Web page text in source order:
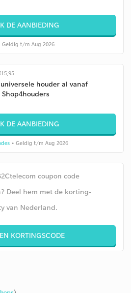
DE AANBIEDING
Geldig t/m Aug 2026
houder al vanaf
DE AANBIEDING
• Geldig t/m Aug 2026
coupon code
Deel hem met de korting-
van Nederland.
KORTINGSCODE